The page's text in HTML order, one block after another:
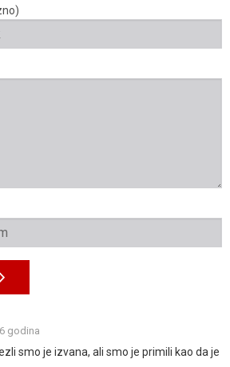
godina
smo je izvana, ali smo je primili kao da je